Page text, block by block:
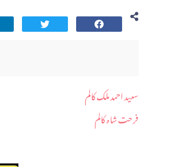
سعید احمد ملک کالم
فرحت شاہ کالم